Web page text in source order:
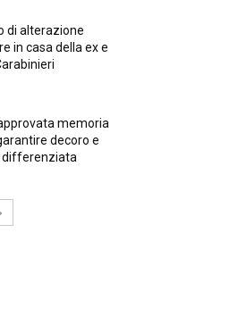
di alterazione
in casa della ex e
memoria
decoro e
differenziata